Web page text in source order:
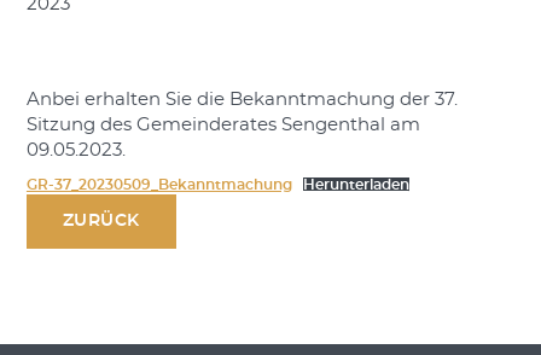
2023
Anbei erhalten Sie die Bekanntmachung der 37.
Sitzung des Gemeinderates Sengenthal am
09.05.2023.
GR-37_20230509_Bekanntmachung Herunterladen
ZURÜCK